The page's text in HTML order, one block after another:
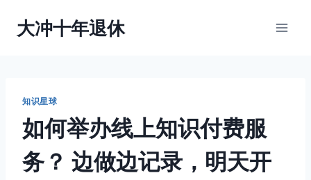
大冲十年退休
知识星球
如何举办线上知识付费服
务？ 边做边记录，明天开